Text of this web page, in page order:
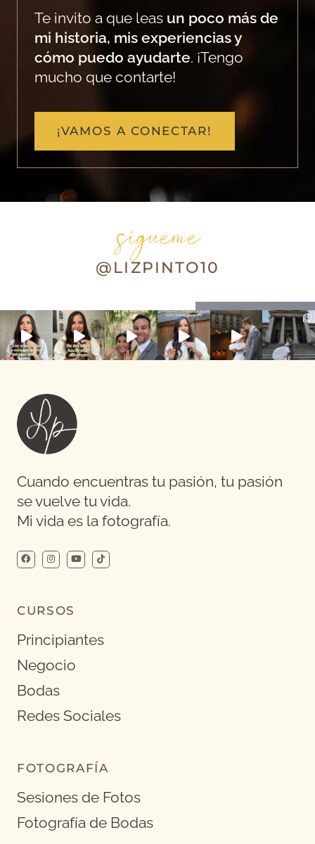
Te invito a que leas un poco más de
mi historia, mis experiencias y
cómo puedo ayudarte. ¡Tengo
mucho que contarte!
¡VAMOS A CONECTAR!
sígueme
@LIZPINTO10
Cuando encuentras tu pasión, tu pasión
se vuelve tu vida.
Mi vida es la fotografía.
CURSOS
Principiantes
Negocio
Bodas
Redes Sociales
FOTOGRAFÍA
Sesiones de Fotos
Fotografía de Bodas